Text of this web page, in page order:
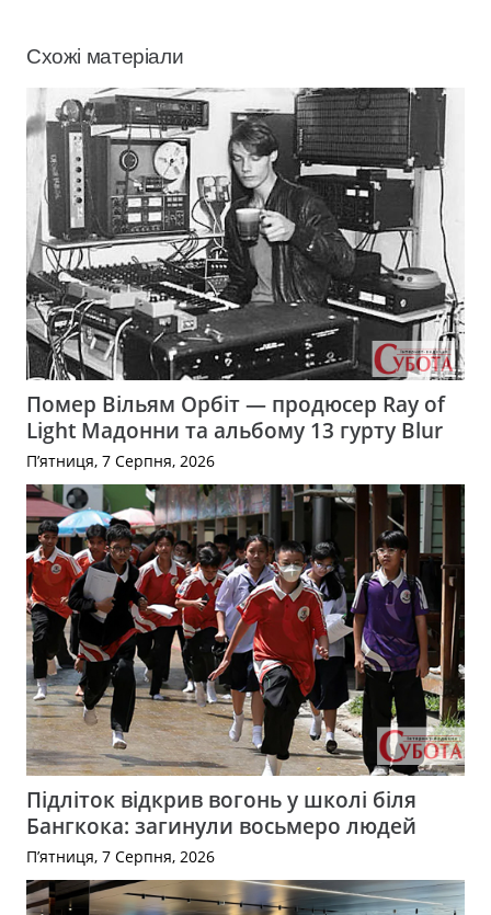
Схожі матеріали
Помер Вільям Орбіт — продюсер Ray of
Light Мадонни та альбому 13 гурту Blur
П’ятниця, 7 Серпня, 2026
Підліток відкрив вогонь у школі біля
Бангкока: загинули восьмеро людей
П’ятниця, 7 Серпня, 2026